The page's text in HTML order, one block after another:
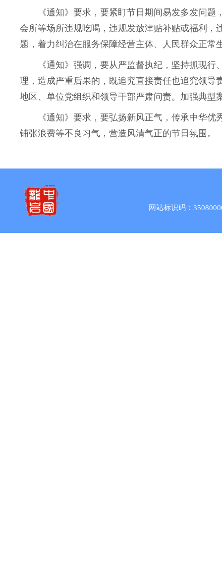
《通知》要求，要紧盯节日期间易发多发问题
会所等场所违规吃喝，违规发放津贴补贴或福利
题，着力纠治在服务保障经营主体、人民群众正常
《通知》强调，要从严监督执纪，坚持抓现行
理，造成严重后果的，既追究直接责任也追究领导
地区、单位党组织和领导干部严肃问责。加强典型
《通知》要求，要弘扬新风正气，传承中华优
铺张浪费等不良习气，营造风清气正的节日氛围。
网站标识码：